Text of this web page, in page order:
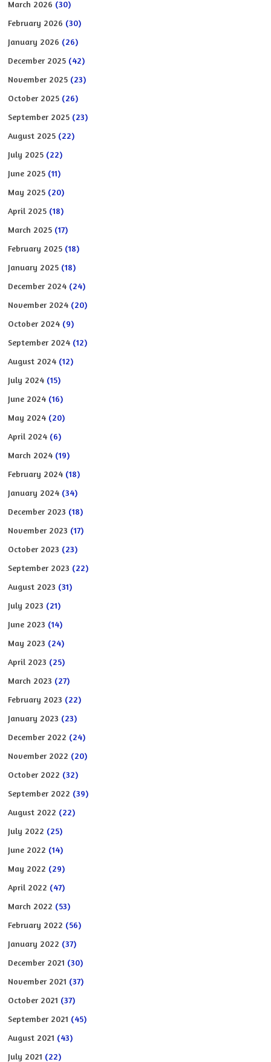
March 2026 (30)
February 2026 (30)
January 2026 (26)
December 2025 (42)
November 2025 (23)
October 2025 (26)
September 2025 (23)
August 2025 (22)
July 2025 (22)
June 2025 (11)
May 2025 (20)
April 2025 (18)
March 2025 (17)
February 2025 (18)
January 2025 (18)
December 2024 (24)
November 2024 (20)
October 2024 (9)
September 2024 (12)
August 2024 (12)
July 2024 (15)
June 2024 (16)
May 2024 (20)
April 2024 (6)
March 2024 (19)
February 2024 (18)
January 2024 (34)
December 2023 (18)
November 2023 (17)
October 2023 (23)
September 2023 (22)
August 2023 (31)
July 2023 (21)
June 2023 (14)
May 2023 (24)
April 2023 (25)
March 2023 (27)
February 2023 (22)
January 2023 (23)
December 2022 (24)
November 2022 (20)
October 2022 (32)
September 2022 (39)
August 2022 (22)
July 2022 (25)
June 2022 (14)
May 2022 (29)
April 2022 (47)
March 2022 (53)
February 2022 (56)
January 2022 (37)
December 2021 (30)
November 2021 (37)
October 2021 (37)
September 2021 (45)
August 2021 (43)
July 2021 (22)